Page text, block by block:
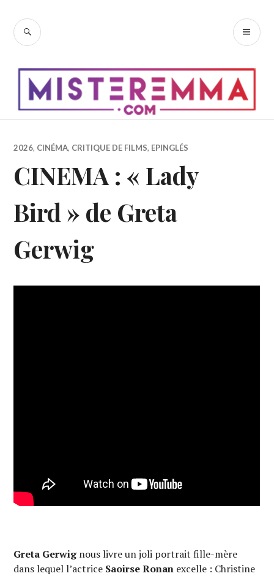
contenu
RECHERCHE
2026, CINÉMA, CRITIQUE DE FILMS, EPINGLÉS
CINEMA : « Lady
Bird » de Greta
Gerwig
Greta Gerwignous livre un joli portrait fille-mère
dans lequel l’actrice Saoirse Ronan excelle : Christine